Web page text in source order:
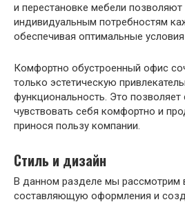
и перестановке мебели позволяют
индивидуальным потребностям
обеспечивая оптимальные
Комфортно обустроенный офис
только эстетическую
функциональность. Это позволяет
чувствовать себя комфортно и
принося пользу компании.
Стиль и дизайн
В данном разделе мы рассмотрим
составляющую оформления и